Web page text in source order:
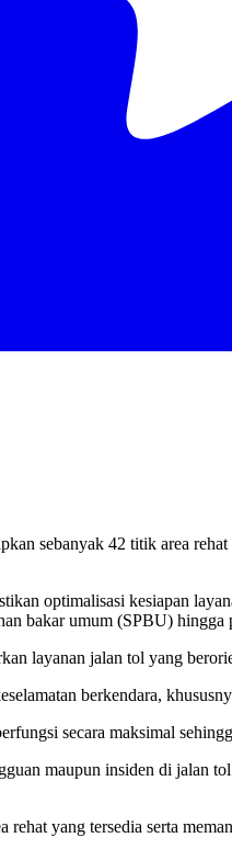
sebanyak 42 titik area
optimalisasi kesiapan
bakar umum (SPBU) hingga
layanan jalan tol yang
berkendara,
secara maksimal
maupun insiden di jalan
yang tersedia serta